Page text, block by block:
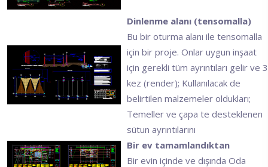
Dinlenme alanı (tensomalla)
Bu bir oturma alanı ile tensomalla
için bir proje. Onlar uygun inşaat
için gerekli tüm ayrıntıları gelir ve 3
kez (render); Kullanılacak de
belirtilen malzemeler oldukları;
Temeller ve çapa te desteklenen
sütun ayrıntılarını
Bir ev tamamlandıktan
Bir evin içinde ve dışında Oda